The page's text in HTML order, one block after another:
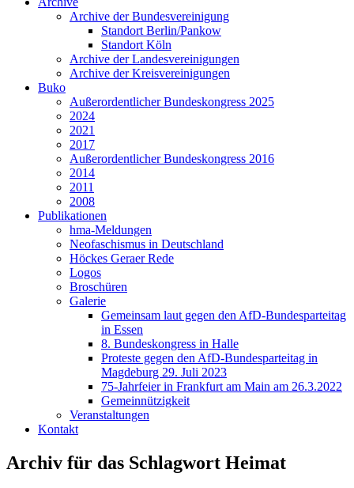
Archive der Bundesvereinigung
Standort Berlin/Pankow
Standort Köln
Archive der Landesvereinigungen
Archive der Kreisvereinigungen
Buko
Außerordentlicher Bundeskongress 2025
2024
2021
2017
Außerordentlicher Bundeskongress 2016
2014
2011
2008
Publikationen
hma-Meldungen
Neofaschismus in Deutschland
Höckes Geraer Rede
Logos
Broschüren
Galerie
Gemeinsam laut gegen den AfD-Bundesparteitag
in Essen
8. Bundeskongress in Halle
Proteste gegen den AfD-Bundesparteitag in
Magdeburg 29. Juli 2023
75-Jahrfeier in Frankfurt am Main am 26.3.2022
Gemeinnützigkeit
Veranstaltungen
Kontakt
Archiv für das Schlagwort Heimat